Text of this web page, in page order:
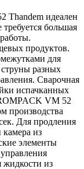
идеален
большая
продуктов.
для
разных
Сварочная
испачканных
VM 52
производства
Для продления
из
элементы
жидкости из